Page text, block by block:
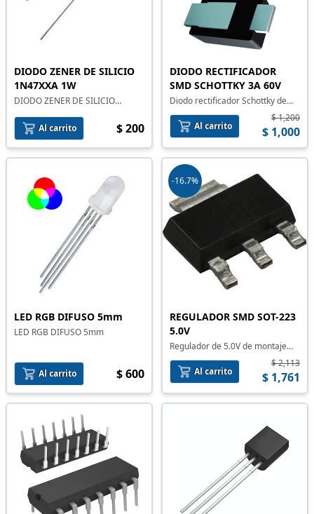
DIODO ZENER DE SILICIO
1N47XXA 1W
DIODO ZENER DE SILICIO
Al carrito
$ 200
DIODO RECTIFICADOR
SMD SCHOTTKY 3A 60V
Diodo rectificador Schottky de
montaje superficial
Al carrito
$ 1,200
$ 1,000
LED RGB DIFUSO 5mm
LED RGB DIFUSO 5mm
Al carrito $ 600
-16.7%
REGULADOR SMD SOT-223
5.0V
Regulador de 5.0V de montaje
superficial
Al carrito
$ 2,113
$ 1,761